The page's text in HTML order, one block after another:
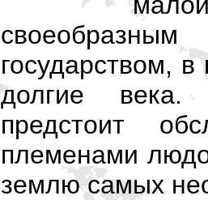
государством,
долгие века.
предстоит
племенами
землю самых